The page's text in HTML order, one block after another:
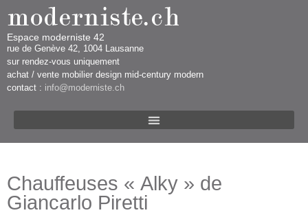
Espace moderniste 42
rue d​​​​e Genève 42, 1004 Lausanne​​
sur rendez-vous uniquement ​​​
​achat / vente mobilier design mid-century modern
contact : info@moderniste.ch
Chauffeuses « Alky » de
Giancarlo Piretti